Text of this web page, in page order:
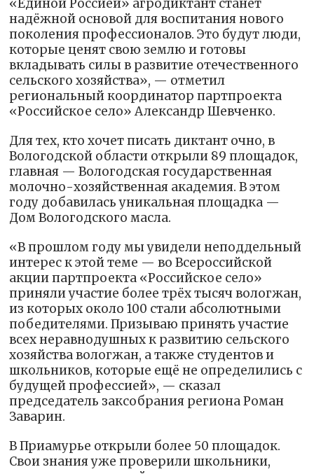
«Единой Россией» агродиктант станет
надёжной основой для воспитания нового
поколения профессионалов. Это будут люди,
которые ценят свою землю и готовы
вкладывать силы в развитие отечественного
сельского хозяйства», — отметил
региональный координатор партпроекта
«Российское село» Александр Шевченко.
Для тех, кто хочет писать диктант очно, в
Вологодской области открыли 89 площадок,
главная — Вологодская государственная
молочно-хозяйственная академия. В этом
году добавилась уникальная площадка —
Дом Вологодского масла.
«В прошлом году мы увидели неподдельный
интерес к этой теме — во Всероссийской
акции партпроекта «Российское село»
приняли участие более трёх тысяч вологжан,
из которых около 100 стали абсолютными
победителями. Призываю принять участие
всех неравнодушных к развитию сельского
хозяйства вологжан, а также студентов и
школьников, которые ещё не определились с
будущей профессией», — сказал
председатель заксобрания региона Роман
Заварин.
В Приамурье открыли более 50 площадок.
Свои знания уже проверили школьники,